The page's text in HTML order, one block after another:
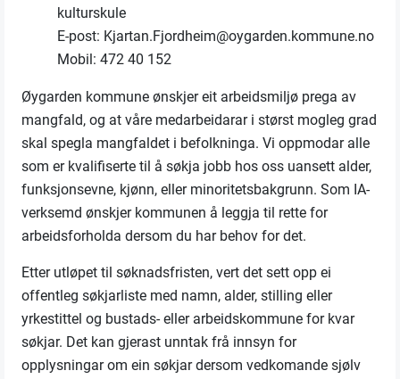
kulturskule
E-post: Kjartan.Fjordheim@oygarden.kommune.no
Mobil: 472 40 152
Øygarden kommune ønskjer eit arbeidsmiljø prega av
mangfald, og at våre medarbeidarar i størst mogleg grad
skal spegla mangfaldet i befolkninga. Vi oppmodar alle
som er kvalifiserte til å søkja jobb hos oss uansett alder,
funksjonsevne, kjønn, eller minoritetsbakgrunn. Som IA-
verksemd ønskjer kommunen å leggja til rette for
arbeidsforholda dersom du har behov for det.
Etter utløpet til søknadsfristen, vert det sett opp ei
offentleg søkjarliste med namn, alder, stilling eller
yrkestittel og bustads- eller arbeidskommune for kvar
søkjar. Det kan gjerast unntak frå innsyn for
opplysningar om ein søkjar dersom vedkomande sjølv